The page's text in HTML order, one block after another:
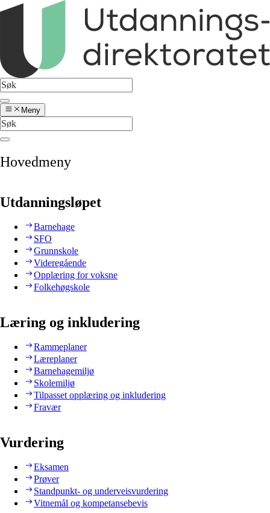
Meny
Hovedmeny
Utdanningsløpet
Barnehage
SFO
Grunnskole
Videregående
Opplæring for voksne
Folkehøgskole
Læring og inkludering
Rammeplaner
Læreplaner
Barnehagemiljø
Skolemiljø
Tilpasset opplæring og inkludering
Fravær
Vurdering
Eksamen
Prøver
Standpunkt- og underveisvurdering
Vitnemål og kompetansebevis